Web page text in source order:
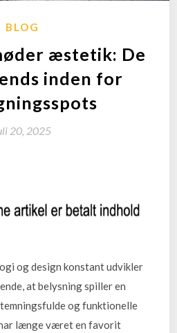
BLOG
æstetik: De
inden for
20, 2025
og design konstant udvikler
at belysning spiller en
og funktionelle
længe været en favorit